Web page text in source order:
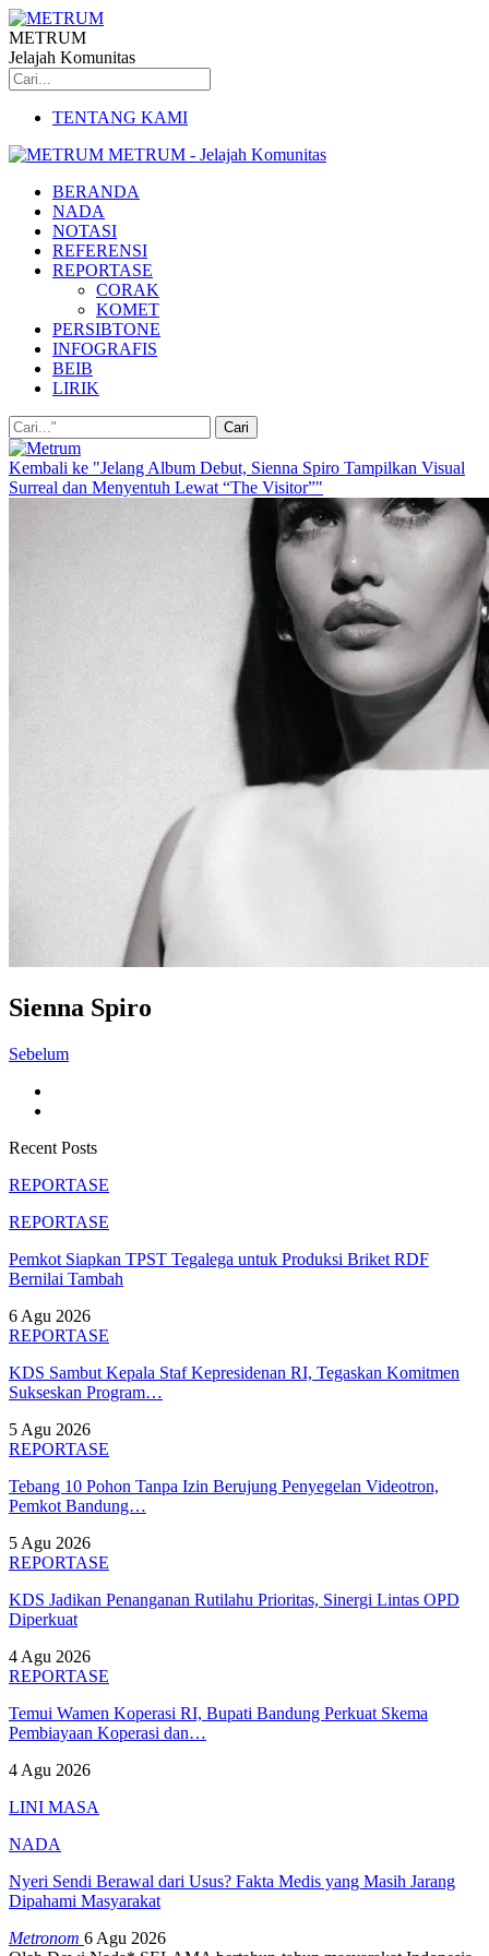
METRUM
Jelajah Komunitas
TENTANG KAMI
METRUM - Jelajah Komunitas
BERANDA
NADA
NOTASI
REFERENSI
REPORTASE
CORAK
KOMET
PERSIBTONE
INFOGRAFIS
BEIB
LIRIK
Kembali ke "Jelang Album Debut, Sienna Spiro Tampilkan Visual
Surreal dan Menyentuh Lewat “The Visitor”"
Sienna Spiro
Sebelum
Recent Posts
REPORTASE
REPORTASE
Pemkot Siapkan TPST Tegalega untuk Produksi Briket RDF
Bernilai Tambah
6 Agu 2026
REPORTASE
KDS Sambut Kepala Staf Kepresidenan RI, Tegaskan Komitmen
Sukseskan Program…
5 Agu 2026
REPORTASE
Tebang 10 Pohon Tanpa Izin Berujung Penyegelan Videotron,
Pemkot Bandung…
5 Agu 2026
REPORTASE
KDS Jadikan Penanganan Rutilahu Prioritas, Sinergi Lintas OPD
Diperkuat
4 Agu 2026
REPORTASE
Temui Wamen Koperasi RI, Bupati Bandung Perkuat Skema
Pembiayaan Koperasi dan…
4 Agu 2026
LINI MASA
NADA
Nyeri Sendi Berawal dari Usus? Fakta Medis yang Masih Jarang
Dipahami Masyarakat
Metronom 6 Agu 2026